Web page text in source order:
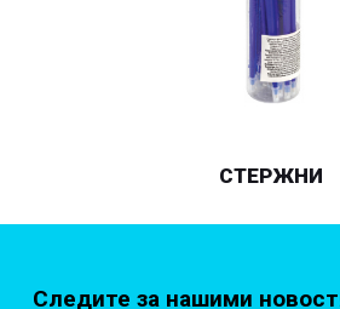
СТЕРЖНИ
Следите за нашими